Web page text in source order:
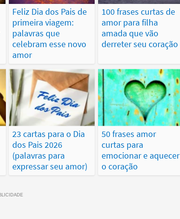
Feliz Dia dos Pais de
primeira viagem:
palavras que
celebram esse novo
amor
100 frases curtas de
amor para filha
amada que vão
derreter seu coração
23 cartas para o Dia
dos Pais 2026
(palavras para
expressar seu amor)
50 frases amor
curtas para
emocionar e aquecer
o coração